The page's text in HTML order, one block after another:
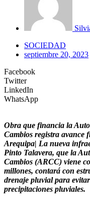
SOCIEDAD
septiembre 20, 2023
Facebook
Twitter
LinkedIn
WhatsApp
Obra que financia la
Cambios registra avance
Arequipa| La nueva
Pinto Talavera, que la
Cambios (ARCC) viene
millones, contará con
drenaje pluvial para
precipitaciones pluviales.